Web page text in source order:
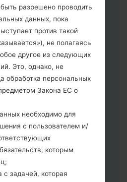
клавиши:
и Bixbi.
клавиши:
Подключив
USB кабель.
клавиши:
и домой.
кабель и нажмите
звука и Bixbi.
клавиши:
громкости
к компьютеру,
должна определить
"COM port number"
разрешено проводить
данных, пока
против такой
не полагаясь
другое из следующих
Это, однако, не
обработка персональных
Закона ЕС о
необходимо для
с пользователем и/
которым
с задачей, которая